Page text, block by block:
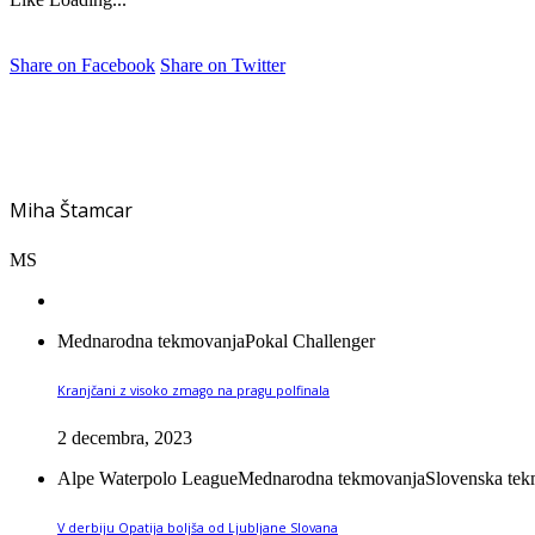
Share on Facebook Share on Twitter
Miha Štamcar
MS
Mednarodna tekmovanjaPokal Challenger
Kranjčani z visoko zmago na pragu polfinala
2 decembra, 2023
Alpe Waterpolo LeagueMednarodna tekmovanjaSlovenska
V derbiju Opatija boljša od Ljubljane Slovana